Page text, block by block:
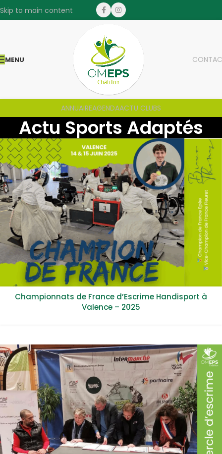
Skip to main content
MENU
ANNUAIREAGENDAACTU CLUBS
Actu Sports Adaptés
Championnats de France d’Escrime Handisport à
Valence – 2025